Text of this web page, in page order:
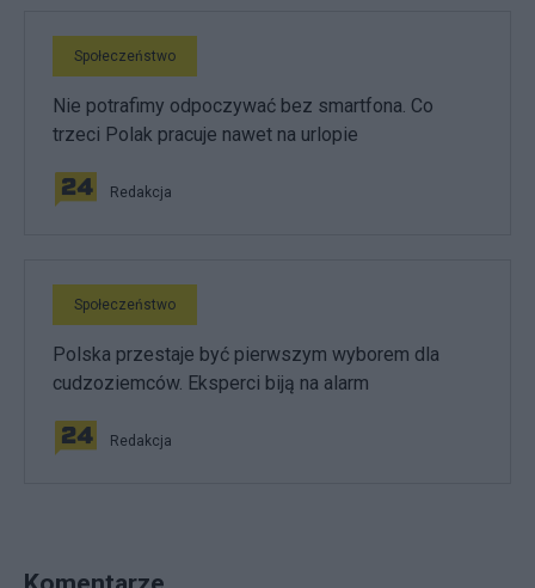
Społeczeństwo
Nie potrafimy odpoczywać bez smartfona. Co
trzeci Polak pracuje nawet na urlopie
Redakcja
Społeczeństwo
Polska przestaje być pierwszym wyborem dla
cudzoziemców. Eksperci biją na alarm
Redakcja